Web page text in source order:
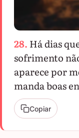
28. Há dias
sofrimento
aparece por
manda boas
Copiar